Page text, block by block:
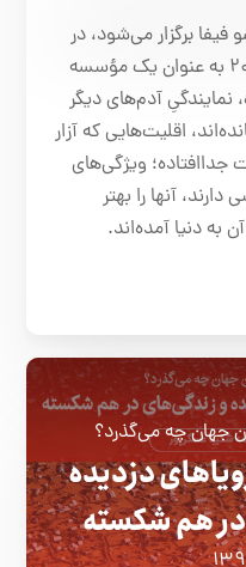
جهانی واقعی برای ۲۱۱ عضو فیفا برگزار می‌شود، در
مقابل هدف کنیفا که در سال ۲۰۱۳ به عنوان یک مؤسسه‌
آدم‌های دیگر
اقلیت‌هایی که آزار
ویژگی‌های
آنها را بهتر
به دنیا آمده‌اند.
جهان چه می‌گذرد؟
دزدیده
هم شکسته